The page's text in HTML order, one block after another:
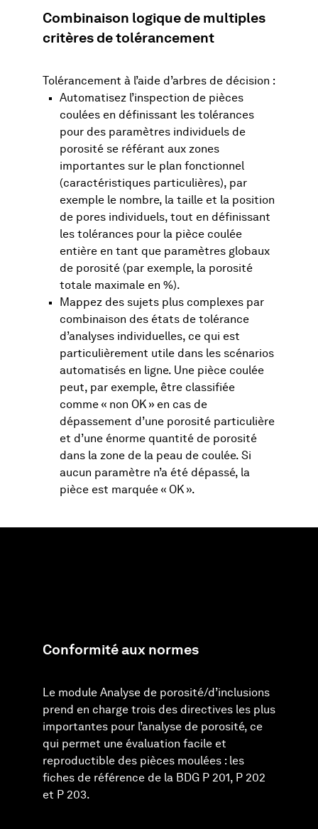
Combinaison logique de multiples
critères de tolérancement
Tolérancement à l’aide d’arbres de décision :
Automatisez l’inspection de pièces
coulées en définissant les tolérances
pour des paramètres individuels de
porosité se référant aux zones
importantes sur le plan fonctionnel
(caractéristiques particulières), par
exemple le nombre, la taille et la position
de pores individuels, tout en définissant
les tolérances pour la pièce coulée
entière en tant que paramètres globaux
de porosité (par exemple, la porosité
totale maximale en %).
Mappez des sujets plus complexes par
combinaison des états de tolérance
d’analyses individuelles, ce qui est
particulièrement utile dans les scénarios
automatisés en ligne. Une pièce coulée
peut, par exemple, être classifiée
comme « non OK » en cas de
dépassement d’une porosité particulière
et d’une énorme quantité de porosité
dans la zone de la peau de coulée. Si
aucun paramètre n’a été dépassé, la
pièce est marquée « OK ».
Conformité aux normes
Le module Analyse de porosité/d’inclusions
prend en charge trois des directives les plus
importantes pour l’analyse de porosité, ce
qui permet une évaluation facile et
reproductible des pièces moulées : les
fiches de référence de la BDG P 201, P 202
et P 203.